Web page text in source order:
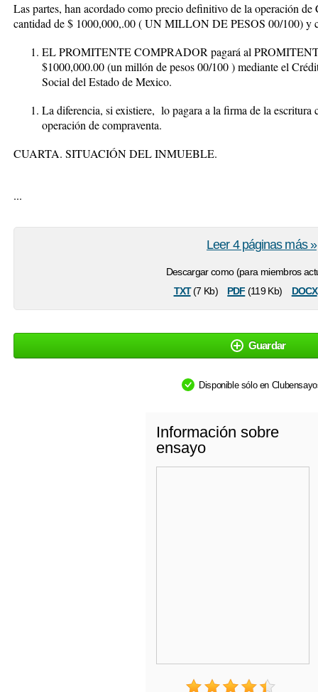
Las partes, han acordado como precio definitivo de la operación
cantidad de $ 1000,000,.00 ( UN MILLON DE PESOS 00/100)y
EL PROMITENTE COMPRADOR pagará al
$1000,000.00 (un millón de pesos 00/100 )mediante el
Social del Estado de Mexico.
La diferencia, si existiere, lo pagara a la firma de la escritura
operación de compraventa.
CUARTA. SITUACIÓN DEL INMUEBLE.
...
Descargar como (para miembros
txt(7 Kb) pdf (119 Kb) docx
Leer 4 páginas más »
Guardar
Disponible sólo en
Información sobre
ensayo